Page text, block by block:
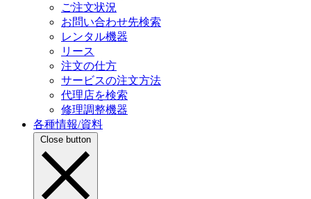
ご注文状況
お問い合わせ先検索
レンタル機器
リース
注文の仕方
サービスの注文方法
代理店を検索
修理調整機器
各種情報/資料
Close button